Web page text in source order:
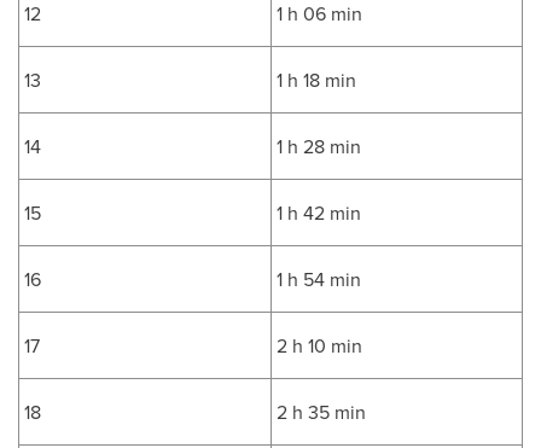
12 1 h 06 min
13 1 h 18 min
14 1 h 28 min
15 1 h 42 min
16 1 h 54 min
17 2 h 10 min
18 2 h 35 min